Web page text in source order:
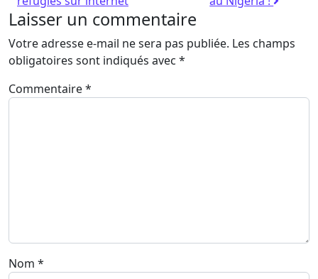
Laisser un commentaire
Votre adresse e-mail ne sera pas publiée. Les champs
obligatoires sont indiqués avec *
Commentaire*
Nom *